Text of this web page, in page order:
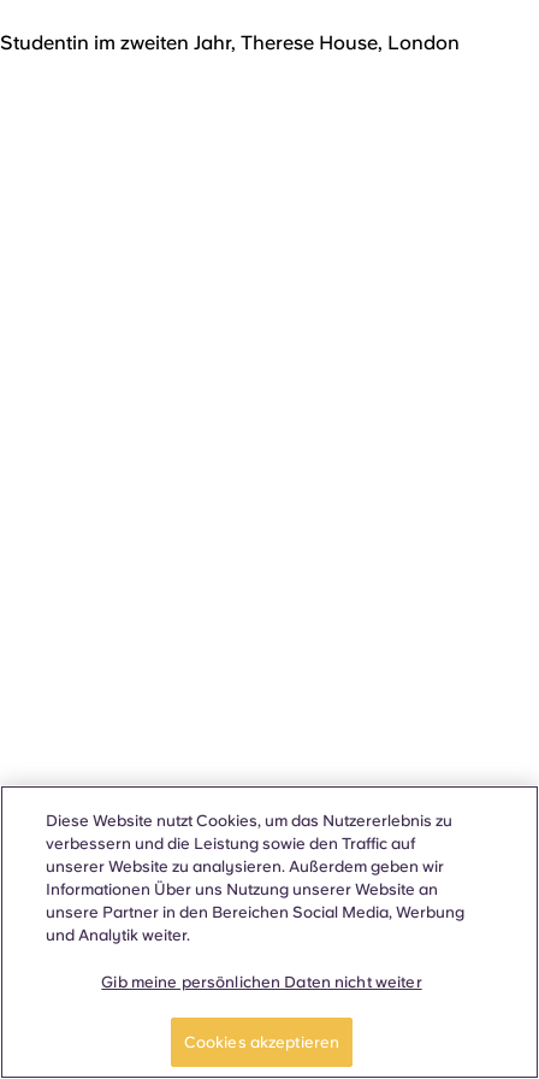
Studentin im zweiten Jahr, Therese House, London
Diese Website nutzt Cookies, um das Nutzererlebnis zu
verbessern und die Leistung sowie den Traffic auf
unserer Website zu analysieren. Außerdem geben wir
Informationen Über uns Nutzung unserer Website an
unsere Partner in den Bereichen Social Media, Werbung
und Analytik weiter.
Gib meine persönlichen Daten nicht weiter
Cookies akzeptieren